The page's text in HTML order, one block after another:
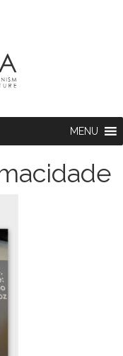
MENU